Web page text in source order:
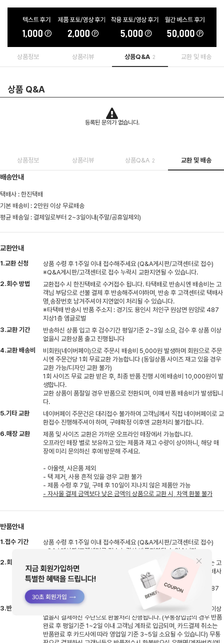
상품정보 상품리뷰 상품Q&A 2 교환 및 배송
상품 Q&A
등록된 문의가 없습니다.
상품정보 상품리뷰 상품Q&A 2 교환 및 배송
배송안내
택배사 : 한진택배
기본 배송비 : 2만원 이상 무료배송
평균 배송일 : 결제일로부터 2~3일이내(주말/공휴일제외)
교환안내
1.교환 신청
상품 수령 후 1주일 이내 접수해주세요 (Q&A게시판/고객센터로 접수)
※Q&A게시판/고객센터로 접수 누락시 교환지연될 수 있습니다.
2.회수 방법
교환접수 시 한진택배로 수거접수 됩니다. 타택배로 반송시엔 배송비는 고
객님 부담으로 선불 결제 후 반송해주셔야하며, 반송 후 고객센터로 택배사
명,송장번호 남겨주셔야 지연없이 처리될 수 있습니다.
※타택배 반송시 반품 주소지 : 경기도 용인시 처인구 원삼면 원양로 487
지상1층 엠글로벌
3.교환 기간
반송하신 상품 입고 후 검수기간 평일기준 2~3일 소요, 검수 후 상품 이상
없을시 교환상품 출고 진행됩니다
4.교환 배송비
비회원(네이버페이)으로 주문시 배송비 5,000원 발생하며 회원으로 주문
시엔 주문건당 1회 무료교환 가능합니다 (동일상품 사이즈 재고 있을 경우
교환 가능/디자인 교환 불가)
1회 사이즈 무료 교환 받은 후, 최종 반품 진행 시에 배송비 10,000원이 발
생합니다.
교환 상품이 품절일 경우 반품으로 전환되며, 이때 반품 배송비가 발생됩니
다.
5.기타 교환
네이버페이 주문건은 대리접수 불가하여 고객님께서 직접 네이버페이로 교
환접수 진행해주셔야 하며, 구매확정 이후엔 교환처리 불가합니다.
6.매장 교환
제품 및 사이즈 교환은 가까운 오프라인 매장에서 가능합니다.
오프라인 매장 별로 보유하고 있는 제품과 재고 수량이 상이하니, 해당 매
장에 미리 문의하신 후에 방문해 주세요.
- 아울렛, 사은품 제외
- 택 제거, 사용 흔적 있을 경우 교환 불가
- 제품 수령 후 7일, 구매 후 10일이 지나지 않은 제품만 가능
- 자사몰 결제 금액보다 낮은 금액의 상품으로 교환 시, 차액 환불 불가
반품안내
1.접수 기간
상품 수령 후 1주일 이내 접수해주세요 (Q&A게시판/고객센터로 접수)
※Q&A게시판/고객센터로 접수 누락시 반품지연될 수 있습니다.
2.회수 방법
반품접수 시 한진택배로 수거접수 됩니다. 타택배로 반송시엔 배송비는 고
객님 부담으로 선불 결제 후 반송해주셔야하며 반송 후 고객센터로 택배사
명,송장번호 남겨주셔야 지연없이 처리될 수 있습니다.
※타택배 반송시 반품 주소지 : 경기도 용인시 처인구 원삼면 원양로 487
지상1층 엠글로벌
3.반품 기간
반송하신 상품 입고 후 검수기간 평일기준 2~3일 소요, 검수 후 상품 이상
없을시 결제하신 수단으로 환불처리 진행됩니다. (무통장입금의 경우 반품
완료 후 평일기준 1~2일 이내 고객님 계좌로 입금되며, 카드결제 취소는
반품완료 후 카드사에 따라 영업일 기준 3~5일 소요될 수 있습니다) 무통